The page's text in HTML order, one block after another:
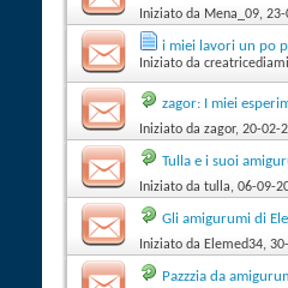
Iniziato da Mena_09‎,
i miei lavori un po
Iniziato da
zagor: I miei
Iniziato da zagor‎, 20-02-
Tulla e i suoi
Iniziato da tulla‎, 06-09-
Gli amigurumi di
Iniziato da Elemed34‎,
Pazzzia da